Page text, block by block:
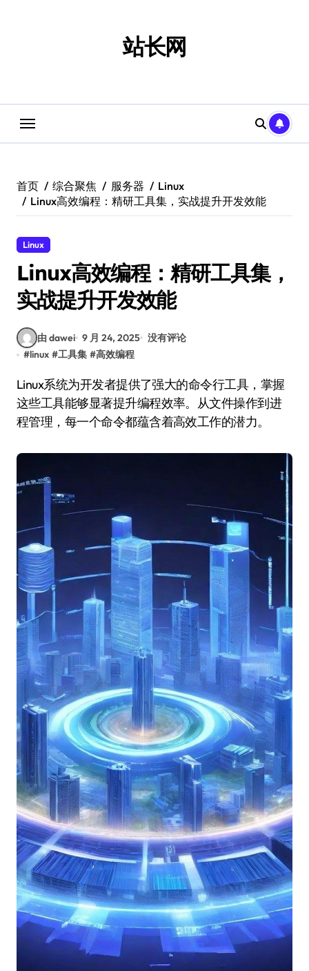
站长网
首页 综合聚焦 服务器
Linux
Linux高效编程：精研工具集，实战提升开发效能
Linux
Linux高效编程：精研工具集，
实战提升开发效能
由 dawei 9 月 24, 2025 没有评论
#linux #工具集 #高效编程
Linux系统为开发者提供了强大的命令行工具，掌握
这些工具能够显著提升编程效率。从文件操作到进
程管理，每一个命令都蕴含着高效工作的潜力。